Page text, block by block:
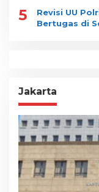
5
Revisi UU
Bertugas di
Jakarta